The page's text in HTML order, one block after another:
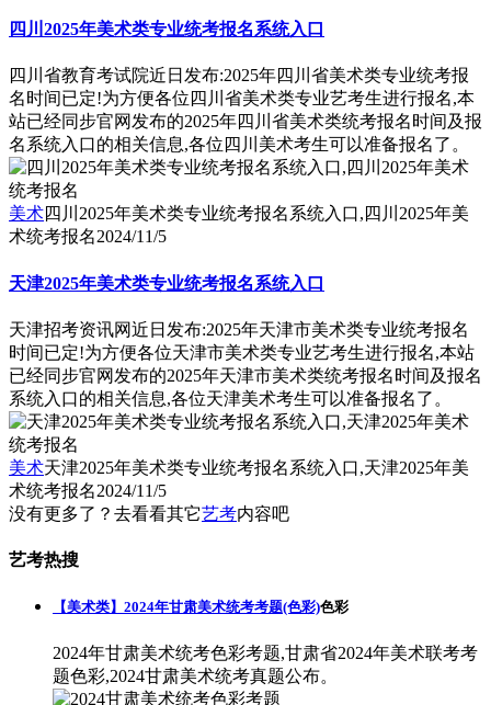
四川2025年美术类专业统考报名系统入口
四川省教育考试院近日发布:2025年四川省美术类专业统考报
名时间已定!为方便各位四川省美术类专业艺考生进行报名,本
站已经同步官网发布的2025年四川省美术类统考报名时间及报
名系统入口的相关信息,各位四川美术考生可以准备报名了。
美术四川2025年美术类专业统考报名系统入口,四川2025年美
术统考报名2024/11/5
天津2025年美术类专业统考报名系统入口
天津招考资讯网近日发布:2025年天津市美术类专业统考报名
时间已定!为方便各位天津市美术类专业艺考生进行报名,本站
已经同步官网发布的2025年天津市美术类统考报名时间及报名
系统入口的相关信息,各位天津美术考生可以准备报名了。
美术天津2025年美术类专业统考报名系统入口,天津2025年美
术统考报名2024/11/5
没有更多了？去看看其它艺考内容吧
艺考热搜
【美术类】2024年甘肃美术统考考题(色彩)色彩
2024年甘肃美术统考色彩考题,甘肃省2024年美术联考考
题色彩,2024甘肃美术统考真题公布。